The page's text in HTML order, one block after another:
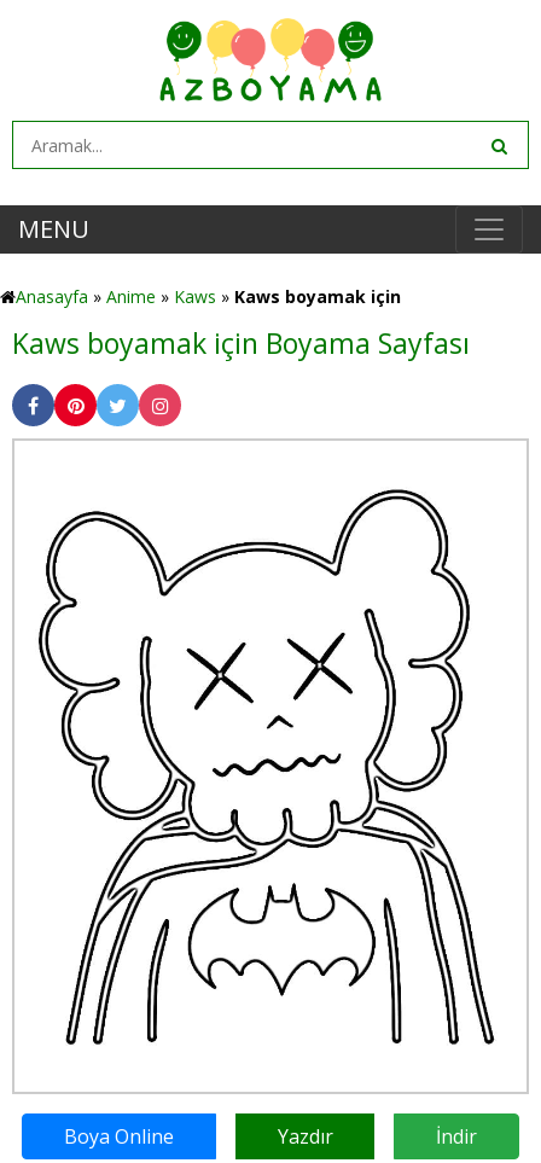
MENU
Anasayfa » Anime » Kaws » Kaws boyamak için
Kaws boyamak için Boyama Sayfası
Boya Online Yazdır İndir